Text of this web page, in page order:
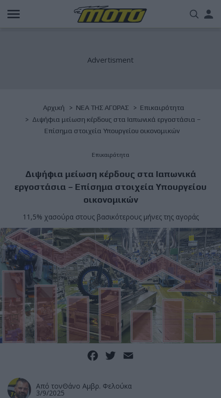
Παράκαμψη
προς
Breadcrumb
Αρχική NΕΑ ΤΗΣ ΑΓΟΡΑΣ
Επικαιρότητα
Διψήφια μείωση κέρδους στα Ιαπωνικά εργοστάσια –
Επίσημα στοιχεία Υπουργείου οικονομικών
Επικαιρότητα
Διψήφια μείωση κέρδους στα Ιαπωνικά
εργοστάσια – Επίσημα στοιχεία Υπουργείου
οικονομικών
11,5% χασούρα στους βασικότερους μήνες της αγοράς
Facebook
Twitter
Από τονΘάνο Αμβρ. Φελούκα
3/9/2025